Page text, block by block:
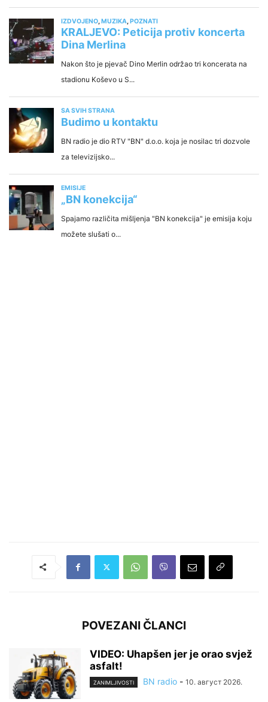
POVEZANI ČLANCI
VIDEO: Uhapšen jer je orao svjež
asfalt!
ZANIMLJIVOSTI BN radio - 10. август 2026.